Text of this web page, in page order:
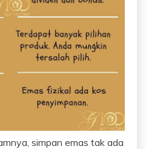
simpan emas tak ada